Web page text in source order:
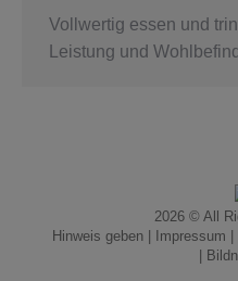
Vollwertig essen und
Leistung und
2026 © All
Hinweis geben| Impressum